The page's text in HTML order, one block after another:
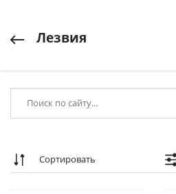
Лезвия
Сортировать